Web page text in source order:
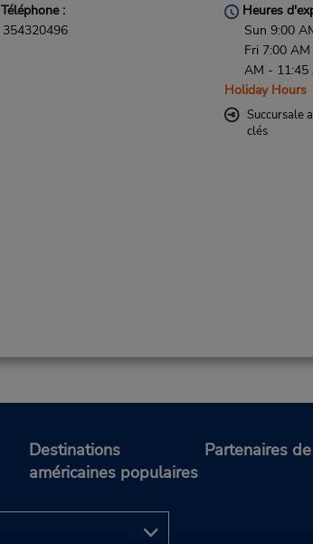
Téléphone :
354320496
Heures
Sun 9:00
Fri 7:00
AM - 11:45
Holiday Hours
Succursale
clés
Destinations
américaines populaires
Partenaires